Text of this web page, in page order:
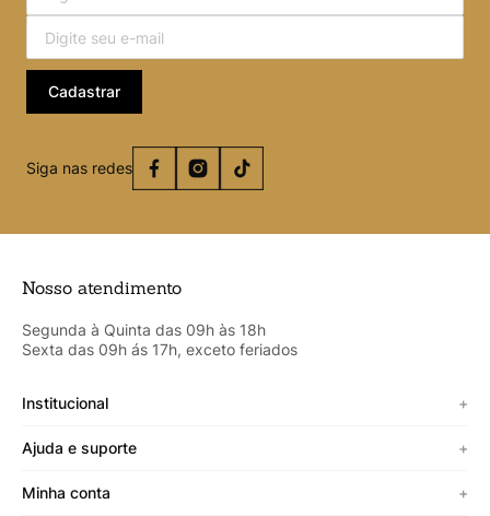
Cadastrar
Siga nas redes
Nosso atendimento
Segunda à Quinta das 09h às 18h
Sexta das 09h ás 17h, exceto feriados
Institucional +
Sobre a Cicero
Ajuda e suporte +
Termos de uso
Minha conta +